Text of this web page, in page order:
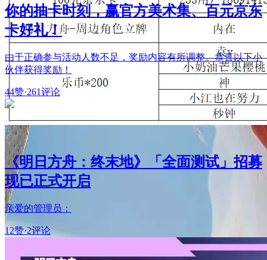
你的抽卡时刻，赢官方美术集、百元京东
卡好礼！
由于正确参与活动人数不足，奖励内容有所调整。恭喜以下小
伙伴获得奖励！
44赞·261评论
《明日方舟：终末地》「全面测试」招募
现已正式开启
亲爱的管理员：
12赞·2评论